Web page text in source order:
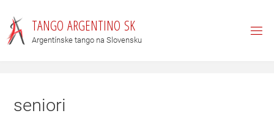
TANGO ARGENTINO SK
Argentínske tango na Slovensku
seniori